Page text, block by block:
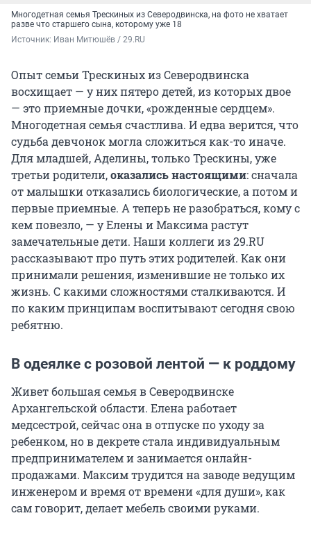
Многодетная семья Трескиных из Северодвинска, на фото не хватает
разве что старшего сына, которому уже 18
Источник: Иван Митюшёв / 29.RU
Опыт семьи Трескиных из Северодвинска
восхищает — у них пятеро детей, из которых двое
— это приемные дочки, «рожденные сердцем».
Многодетная семья счастлива. И едва верится, что
судьба девчонок могла сложиться как-то иначе.
Для младшей, Аделины, только Трескины, уже
третьи родители,оказались настоящими: сначала
от малышки отказались биологические, а потом и
первые приемные. А теперь не разобраться, кому с
кем повезло, — у Елены и Максима растут
замечательные дети. Наши коллеги из 29.RU
рассказывают про путь этих родителей. Как они
принимали решения, изменившие не только их
жизнь. С какими сложностями сталкиваются. И
по каким принципам воспитывают сегодня свою
ребятню.
В одеялке с розовой лентой — к роддому
Живет большая семья в Северодвинске
Архангельской области. Елена работает
медсестрой, сейчас она в отпуске по уходу за
ребенком, но в декрете стала индивидуальным
предпринимателем и занимается онлайн-
продажами. Максим трудится на заводе ведущим
инженером и время от времени «для души», как
сам говорит, делает мебель своими руками.